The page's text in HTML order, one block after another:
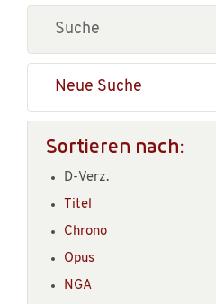
Neue Suche
Sortieren nach:
D-Verz.
Titel
Chrono
Opus
NGA